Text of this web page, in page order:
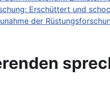
Erschüttert und
der